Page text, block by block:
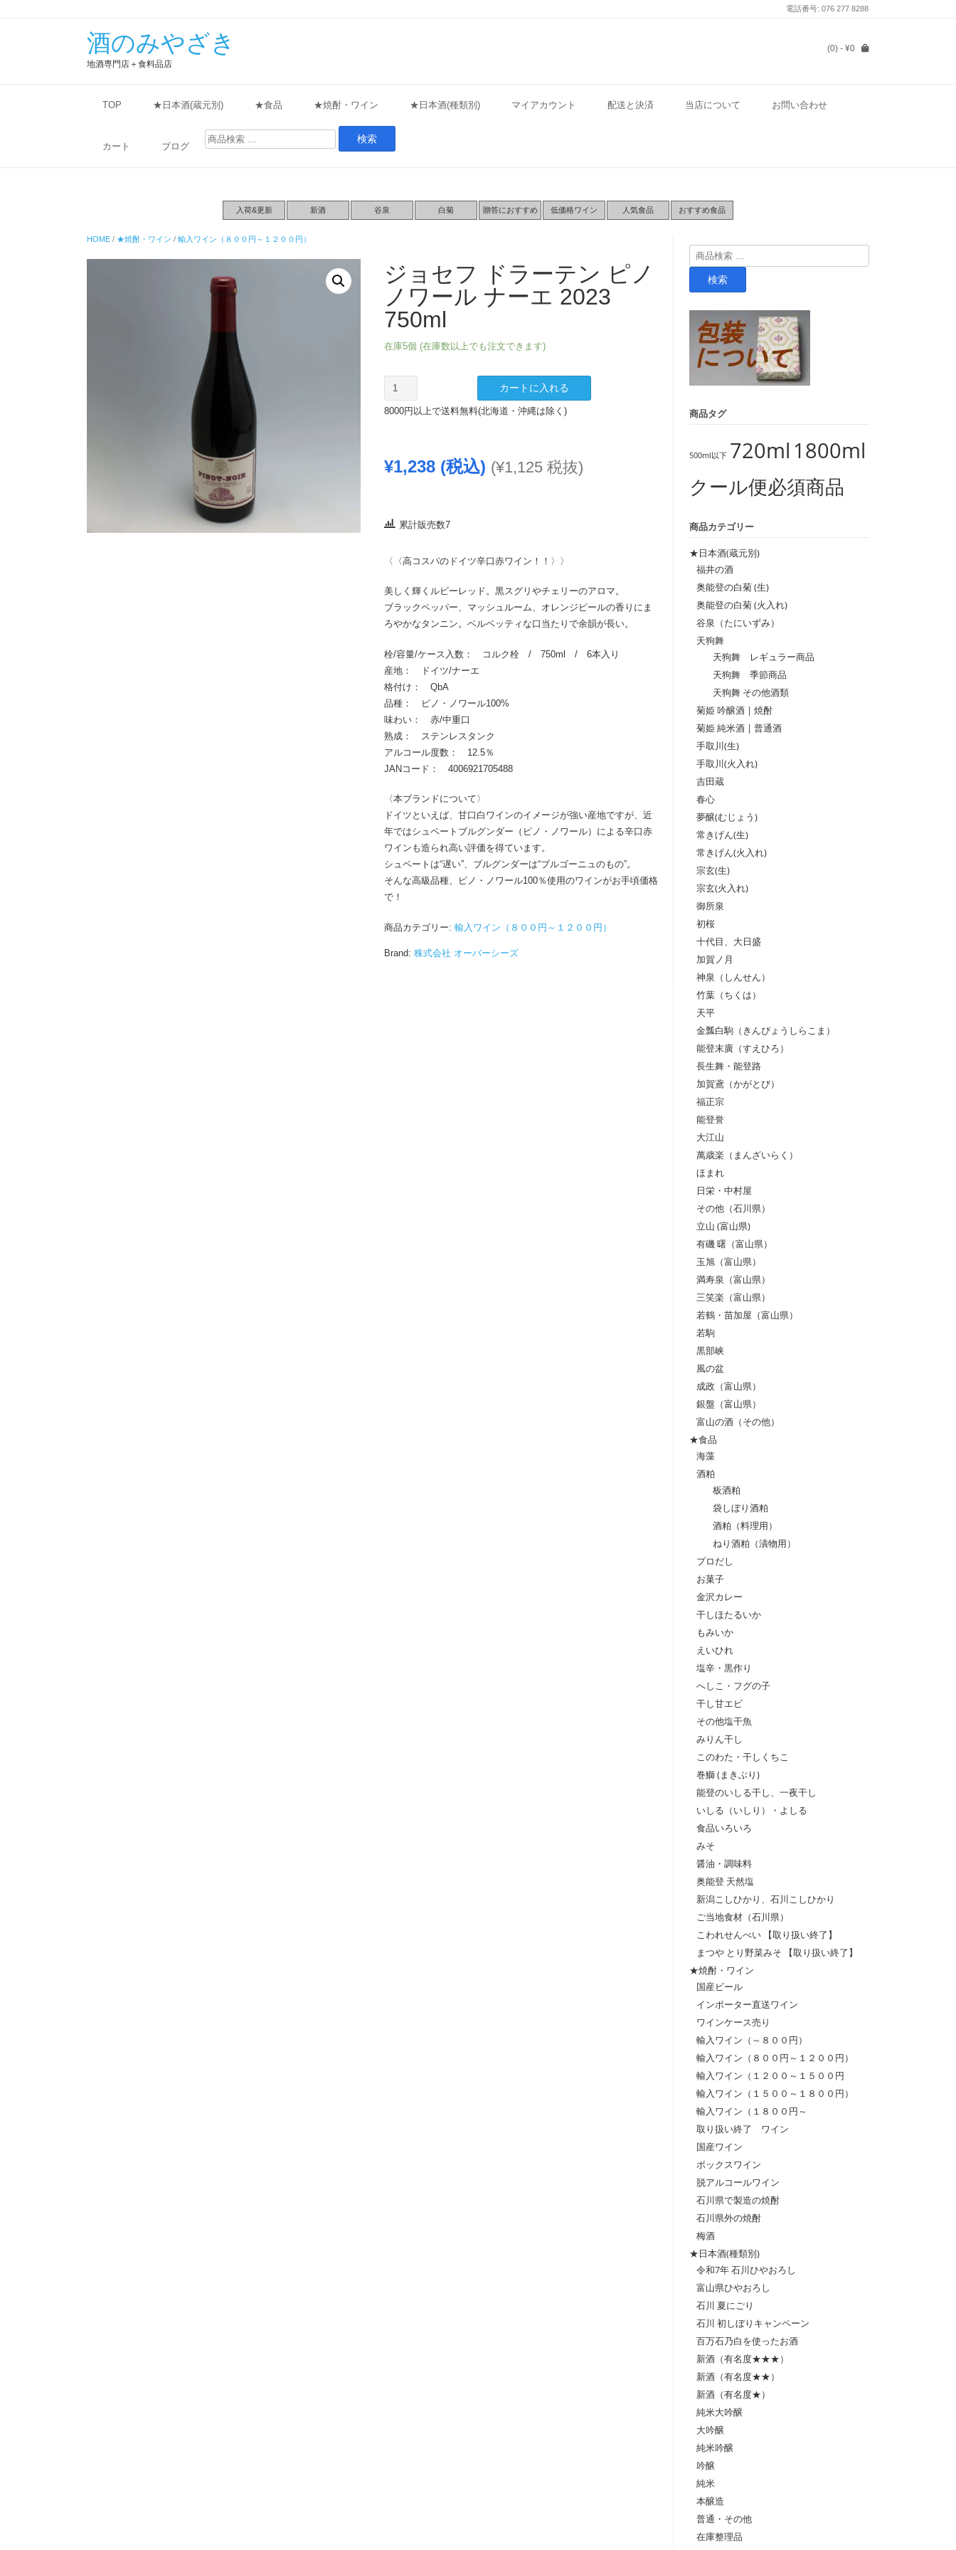
電話番号: 076 277 8288
酒のみやざき
地酒専門店＋食料品店
(0) - ¥0
TOP ★日本酒(蔵元別) ★食品 ★焼酎・ワイン ★日本酒(種類別) マイアカウント 配送と決済 当店について お問い合わせ
カート ブログ
検
索
入荷&更新 新酒 谷泉 白菊 贈答におすすめ 低価格ワイン 人気食品 おすすめ食品
HOME / ★焼酎・ワイン / 輸入ワイン（８００円～１２００円）
ジョセフ ドラーテン ピノ
ノワール ナーエ 2023
750ml
在庫5個 (在庫数以上でも注文できます)
ョ
セ
ラ
ピ
ノ
ー
ル
ナ
エ
2023
750ml
個
カートに入れる
8000円以上で送料無料(北海道・沖縄は除く)
¥1,238(税込) (¥1,125税抜)
累計販売数7
〈〈高コスパのドイツ辛口赤ワイン！！〉〉
美しく輝くルビーレッド。黒スグリやチェリーのアロマ。
ブラックペッパー、マッシュルーム、オレンジピールの香りにま
ろやかなタンニン。ベルベッティな口当たりで余韻が長い。
栓/容量/ケース入数： コルク栓 / 750ml / 6本入り
産地： ドイツ/ナーエ
格付け： QbA
品種： ピノ・ノワール100%
味わい： 赤/中重口
熟成： ステンレスタンク
アルコール度数： 12.5％
JANコード： 4006921705488
〈本ブランドについて〉
ドイツといえば、甘口白ワインのイメージが強い産地ですが、近
年ではシュペートブルグンダー（ピノ・ノワール）による辛口赤
ワインも造られ高い評価を得ています。
シュペートは“遅い”、ブルグンダーは“ブルゴーニュのもの”。
そんな高級品種、ピノ・ノワール100％使用のワインがお手頃価格
で！
商品カテゴリー: 輸入ワイン（８００円～１２００円）
Brand: 株式会社 オーバーシーズ
検
索
検索
商品タグ
500ml以下 720ml 1800ml
クール便必須商品
商品カテゴリー
★日本酒(蔵元別)
福井の酒
奥能登の白菊 (生)
奥能登の白菊 (火入れ)
谷泉（たにいずみ）
天狗舞
天狗舞 レギュラー商品
天狗舞 季節商品
天狗舞 その他酒類
菊姫 吟醸酒 | 焼酎
菊姫 純米酒 | 普通酒
手取川(生)
手取川(火入れ)
吉田蔵
春心
夢醸(むじょう)
常きげん(生)
常きげん(火入れ)
宗玄(生)
宗玄(火入れ)
御所泉
初桜
十代目、大日盛
加賀ノ月
神泉（しんせん）
竹葉（ちくは）
天平
金瓢白駒（きんぴょうしらこま）
能登末廣（すえひろ）
長生舞・能登路
加賀鳶（かがとび）
福正宗
能登誉
大江山
萬歳楽（まんざいらく）
ほまれ
日栄・中村屋
その他（石川県）
立山 (富山県)
有磯 曙（富山県）
玉旭（富山県）
満寿泉（富山県）
三笑楽（富山県）
若鶴・苗加屋（富山県）
若駒
黒部峡
風の盆
成政（富山県）
銀盤（富山県）
富山の酒（その他）
★食品
海藻
酒粕
板酒粕
袋しぼり酒粕
酒粕（料理用）
ねり酒粕（漬物用）
プロだし
お菓子
金沢カレー
干しほたるいか
もみいか
えいひれ
塩辛・黒作り
へしこ・フグの子
干し甘エビ
その他塩干魚
みりん干し
このわた・干しくちこ
巻鰤 (まきぶり)
能登のいしる干し、一夜干し
いしる（いしり）・よしる
食品いろいろ
みそ
醤油・調味料
奥能登 天然塩
新潟こしひかり、石川こしひかり
ご当地食材（石川県）
こわれせんべい 【取り扱い終了】
まつや とり野菜みそ 【取り扱い終了】
★焼酎・ワイン
国産ビール
インポーター直送ワイン
ワインケース売り
輸入ワイン（～８００円）
輸入ワイン（８００円～１２００円）
輸入ワイン（１２００～１５００円
輸入ワイン（１５００～１８００円）
輸入ワイン（１８００円～
取り扱い終了 ワイン
国産ワイン
ボックスワイン
脱アルコールワイン
石川県で製造の焼酎
石川県外の焼酎
梅酒
★日本酒(種類別)
令和7年 石川ひやおろし
富山県ひやおろし
石川 夏にごり
石川 初しぼりキャンペーン
百万石乃白を使ったお酒
新酒（有名度★★★）
新酒（有名度★★）
新酒（有名度★）
純米大吟醸
大吟醸
純米吟醸
吟醸
純米
本醸造
普通・その他
在庫整理品